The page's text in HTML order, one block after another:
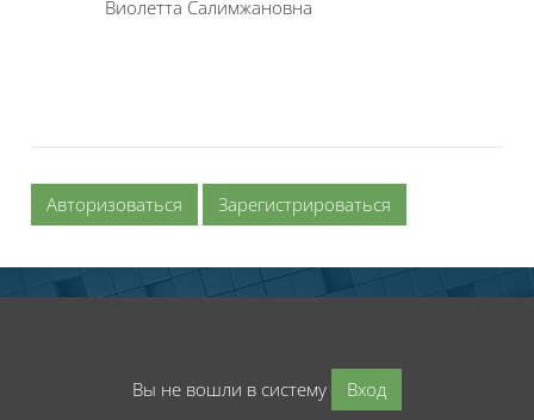
Виолетта Салимжановна
Авторизоваться Зарегистрироваться
Вы не вошли в систему Вход